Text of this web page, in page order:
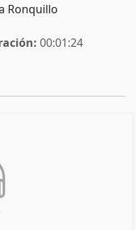
Ronquillo
00:01:24